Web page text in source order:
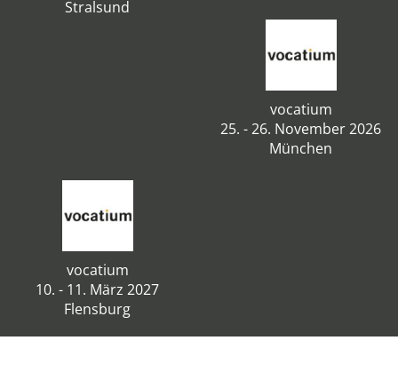
Stralsund
vocatium
25. - 26. November 2026
München
vocatium
10. - 11. März 2027
Flensburg